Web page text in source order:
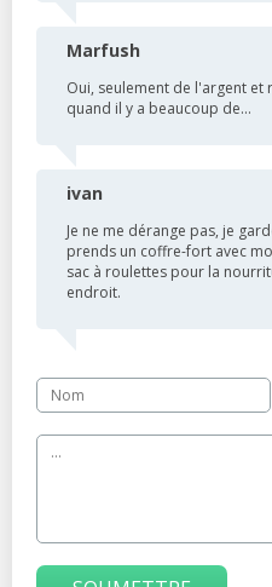
Marfush
Oui, seulement de l'argent et
quand il y a beaucoup de…
ivan
Je ne me dérange pas, je
prends un coffre-fort avec
sac à roulettes pour la
endroit.